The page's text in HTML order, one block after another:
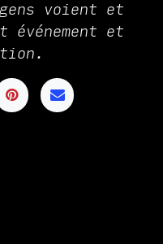
voient et
événement et